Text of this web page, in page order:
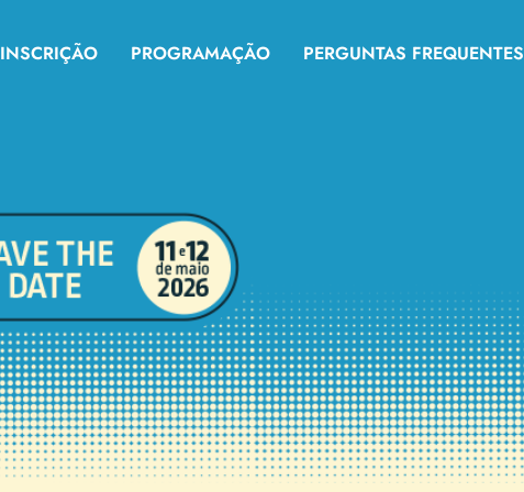
INSCRIÇÃO PROGRAMAÇÃO PERGUNTAS FREQUENTES